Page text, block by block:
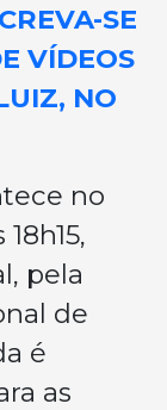
SE
VÍDEOS
NO
no
pela
de
é
as